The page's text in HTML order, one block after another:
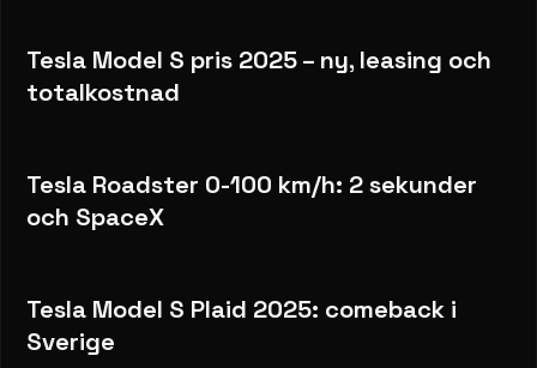
Tesla Model S pris 2025 – ny, leasing och
totalkostnad
Tesla Roadster 0-100 km/h: 2 sekunder
och SpaceX
Tesla Model S Plaid 2025: comeback i
Sverige